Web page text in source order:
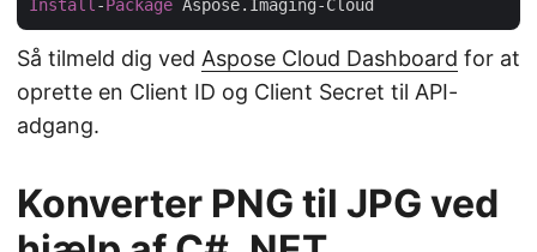
Install -Package
Så tilmeld dig ved Aspose Cloud Dashboard for at
oprette en Client ID og Client Secret til API-
adgang.
Konverter PNG til JPG ved